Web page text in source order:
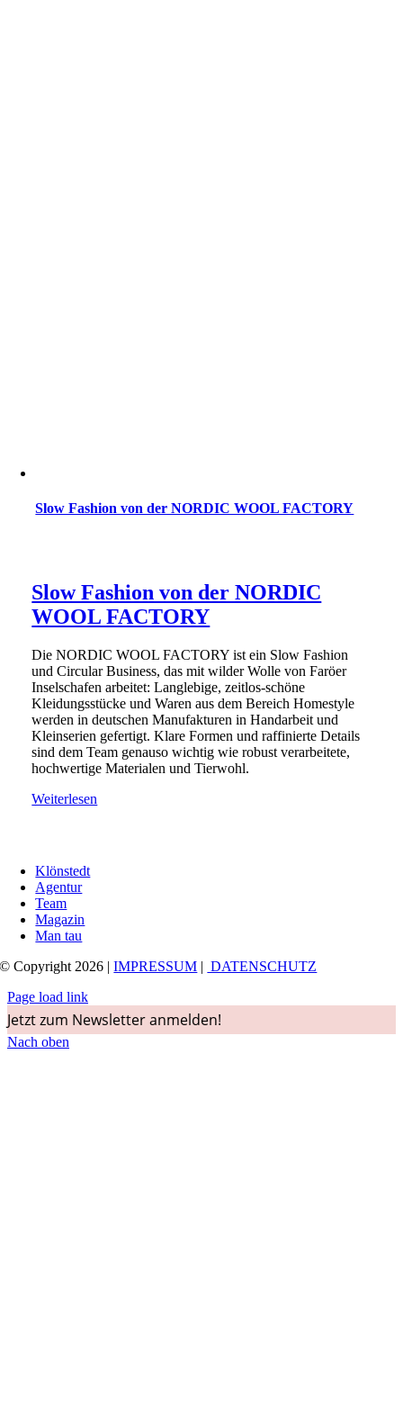
Slow Fashion von der NORDIC WOOL FACTORY
Slow Fashion von der NORDIC
WOOL FACTORY
Die NORDIC WOOL FACTORY ist ein Slow Fashion
und Circular Business, das mit wilder Wolle von Faröer
Inselschafen arbeitet: Langlebige, zeitlos-schöne
Kleidungsstücke und Waren aus dem Bereich Homestyle
werden in deutschen Manufakturen in Handarbeit und
Kleinserien gefertigt. Klare Formen und raffinierte Details
sind dem Team genauso wichtig wie robust verarbeitete,
hochwertige Materialen und Tierwohl.
Weiterlesen
Klönstedt
Agentur
Team
Magazin
Man tau
© Copyright 2026 |IMPRESSUM | DATENSCHUTZ
Page load link
Jetzt zum Newsletter anmelden!
Nach oben